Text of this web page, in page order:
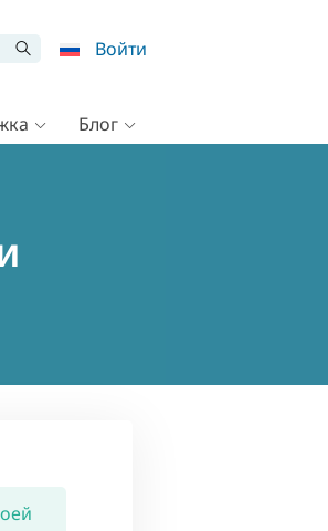
Войти
Блог